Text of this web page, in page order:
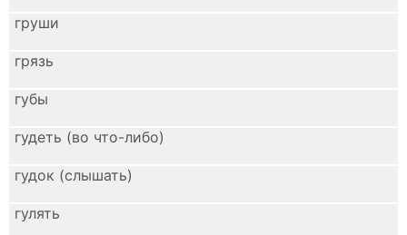
груши
грязь
губы
гудеть (во что-либо)
гудок (слышать)
гулять